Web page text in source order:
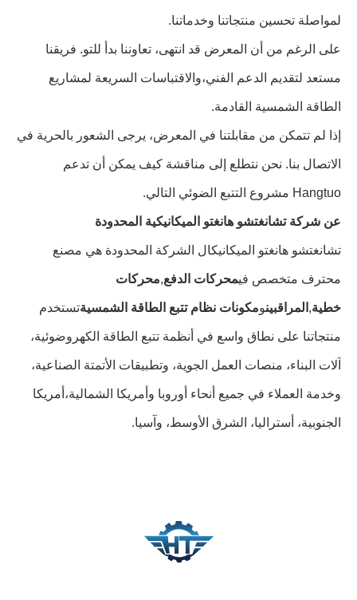
لمواصلة تحسين منتجاتنا وخدماتنا.
على الرغم من أن المعرض قد انتهى، تعاوننا بدأ للتو. فريقنا
مستعد لتقديم الدعم الفني،والاقتباسات السريعة لمشاريع
الطاقة الشمسية القادمة.
إذا لم تتمكن من مقابلتنا في المعرض، يرجى الشعور بالحرية في
الاتصال بنا. نحن نتطلع إلى مناقشة كيف يمكن أن تدعم
Hangtuo مشروع التتبع الضوئي التالي.
عن شركة تشانغتشو هانغتو الميكانيكية المحدودة
تشانغتشو هانغتو الميكانيكال الشركة المحدودة هي مصنع
محترف متخصص فيمحركات الدفع,محركات
خطية, المراقبينومكونات نظام تتبع الطاقة الشمسيةتستخدم
منتجاتنا على نطاق واسع في أنظمة تتبع الطاقة الكهروضوئية،
آلات البناء، منصات العمل الجوية، وتطبيقات الأتمتة الصناعية،
وخدمة العملاء في جميع أنحاء أوروبا وأمريكا الشمالية،أمريكا
الجنوبية، أستراليا، الشرق الأوسط، وآسيا.